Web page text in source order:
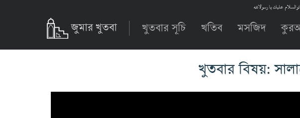
عليك يا رسولالله
জুমার খুতবা খুতবার সূচি খতিব মসজিদ
খুতবার বিষয়: